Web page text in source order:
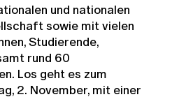
und nationalen
sowie mit vielen
Studierende,
rund 60
Los geht es zum
2. November, mit einer